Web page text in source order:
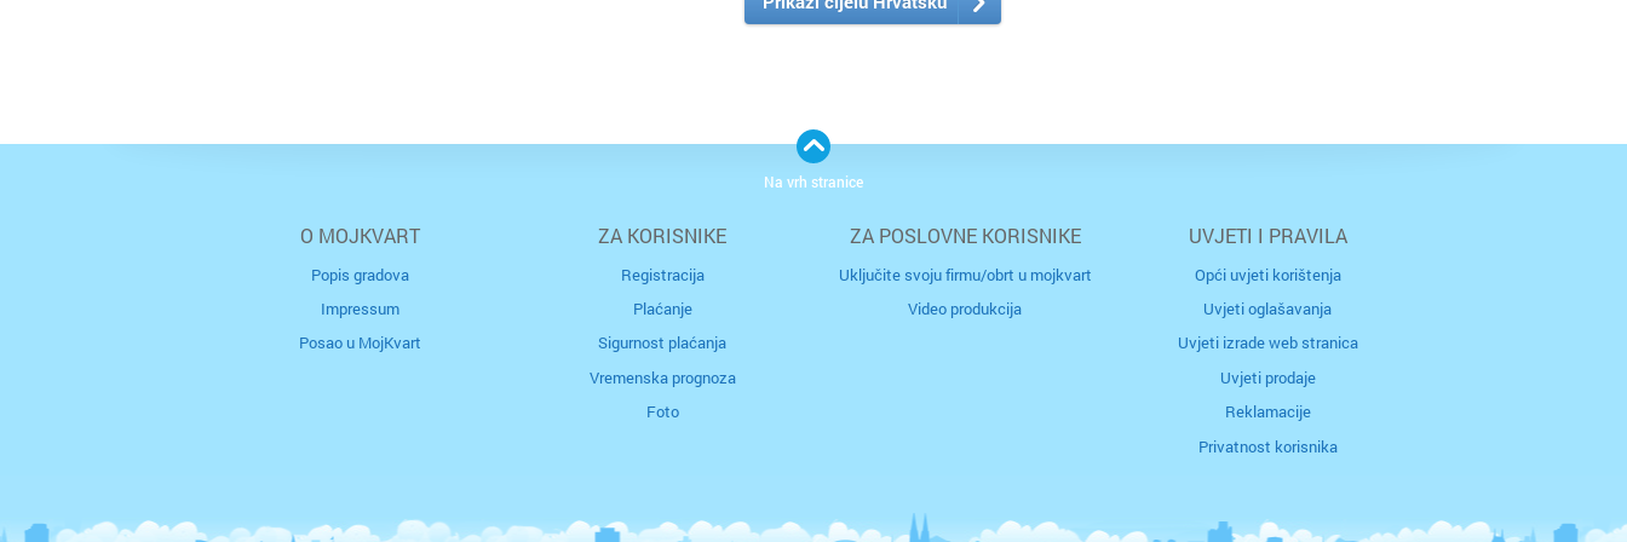
O MOJKVART
Popis gradova
Impressum
Posao u MojKvart
ZA KORISNIKE
Registracija
Plaćanje
Sigurnost plaćanja
Vremenska prognoza
Foto
ZA POSLOVNE KORISNIKE
Uključite svoju firmu/obrt u mojkvart
Video produkcija
UVJETI I PRAVILA
Opći uvjeti korištenja
Uvjeti oglašavanja
Uvjeti izrade web stranica
Uvjeti prodaje
Reklamacije
Privatnost korisnika
Na vrh stranice